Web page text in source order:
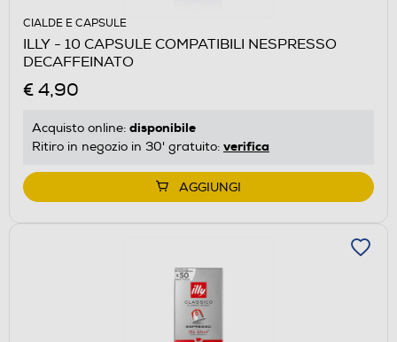
CIALDE E CAPSULE
ILLY - 10 CAPSULE COMPATIBILI NESPRESSO
DECAFFEINATO
€ 4,90
Acquisto online: disponibile
Ritiro in negozio in 30' gratuito: verifica
AGGIUNGI